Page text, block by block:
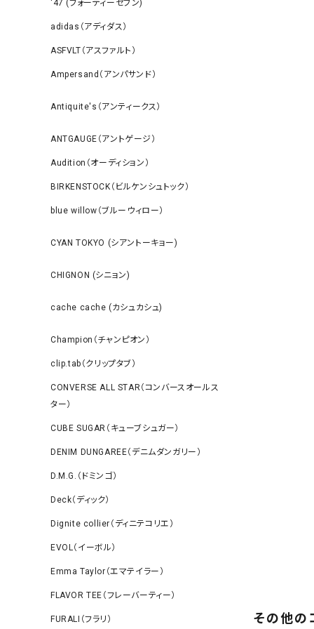
‘47 (フォーティーセブン)
adidas（アディダス）
ASFVLT（アスファルト）
Ampersand（アンパサンド）
Antiquite's（アンティークス）
ANTGAUGE（アントゲージ）
Audition（オーディション）
BIRKENSTOCK（ビルケンシュトック）
blue willow（ブルーウィロー）
CYAN TOKYO (シアントーキョー)
CHIGNON (シニョン)
cache cache (カシュカシュ)
Champion（チャンピオン）
clip.tab（クリップタブ）
CONVERSE ALL STAR（コンバースオールス
ター）
CUBE SUGAR（キューブシュガー）
DENIM DUNGAREE（デニムダンガリー）
D.M.G.（ドミンゴ）
Deck（ディック）
Dignite collier（ディニテコリエ）
EVOL（イーボル）
Emma Taylor（エマテイラー）
FLAVOR TEE（フレーバーティー）
FURALI（フラリ） その他の